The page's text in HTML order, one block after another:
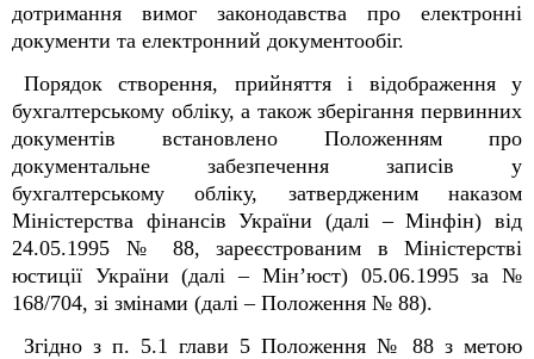
дотримання вимог законодавства про електронні
документи та електронний документообіг.
Порядок створення, прийняття і відображення у
бухгалтерському обліку, а також зберігання первинних
документів встановлено Положенням про
документальне забезпечення записів у
бухгалтерському обліку, затвердженим наказом
Міністерства фінансів України (далі – Мінфін) від
24.05.1995 № 88, зареєстрованим в Міністерстві
юстиції України (далі – Мін’юст) 05.06.1995 за №
168/704, зі змінами (далі – Положення № 88).
Згідно з п. 5.1 глави 5 Положення № 88 з метою